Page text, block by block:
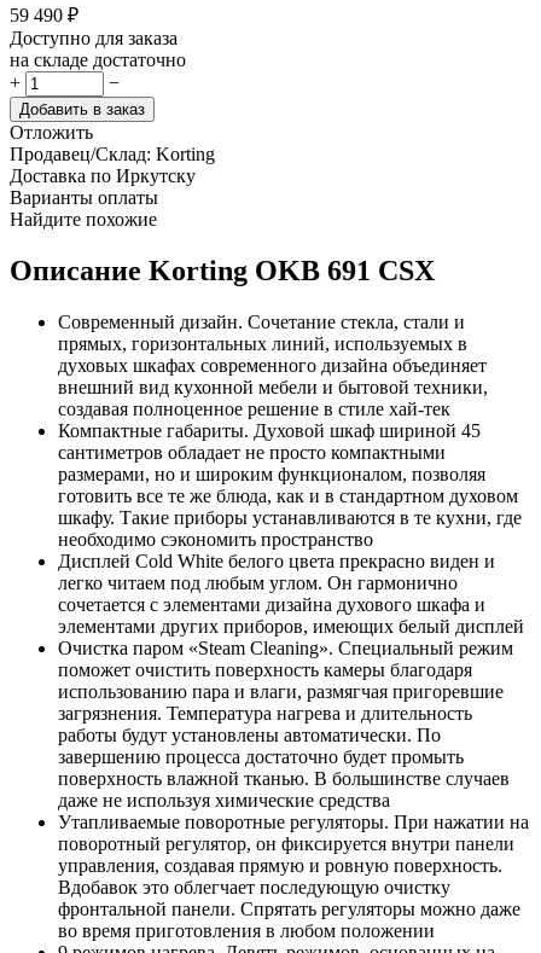
59 490 ₽
Доступно для заказа
на складе достаточно
+
−
Добавить в заказ
Отложить
Продавец/Склад: Korting
Доставка по Иркутску
Варианты оплаты
Найдите похожие
Описание Korting OKB 691 CSX
Современный дизайн. Сочетание стекла, стали и
прямых, горизонтальных линий, используемых в
духовых шкафах современного дизайна объединяет
внешний вид кухонной мебели и бытовой техники,
создавая полноценное решение в стиле хай-тек
Компактные габариты. Духовой шкаф шириной 45
сантиметров обладает не просто компактными
размерами, но и широким функционалом, позволяя
готовить все те же блюда, как и в стандартном духовом
шкафу. Такие приборы устанавливаются в те кухни, где
необходимо сэкономить пространство
Дисплей Cold White белого цвета прекрасно виден и
легко читаем под любым углом. Он гармонично
сочетается с элементами дизайна духового шкафа и
элементами других приборов, имеющих белый дисплей
Очистка паром «Steam Cleaning». Специальный режим
поможет очистить поверхность камеры благодаря
использованию пара и влаги, размягчая пригоревшие
загрязнения. Температура нагрева и длительность
работы будут установлены автоматически. По
завершению процесса достаточно будет промыть
поверхность влажной тканью. В большинстве случаев
даже не используя химические средства
Утапливаемые поворотные регуляторы. При нажатии на
поворотный регулятор, он фиксируется внутри панели
управления, создавая прямую и ровную поверхность.
Вдобавок это облегчает последующую очистку
фронтальной панели. Спрятать регуляторы можно даже
во время приготовления в любом положении